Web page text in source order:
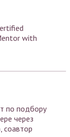
with
по подбору
через
соавтор